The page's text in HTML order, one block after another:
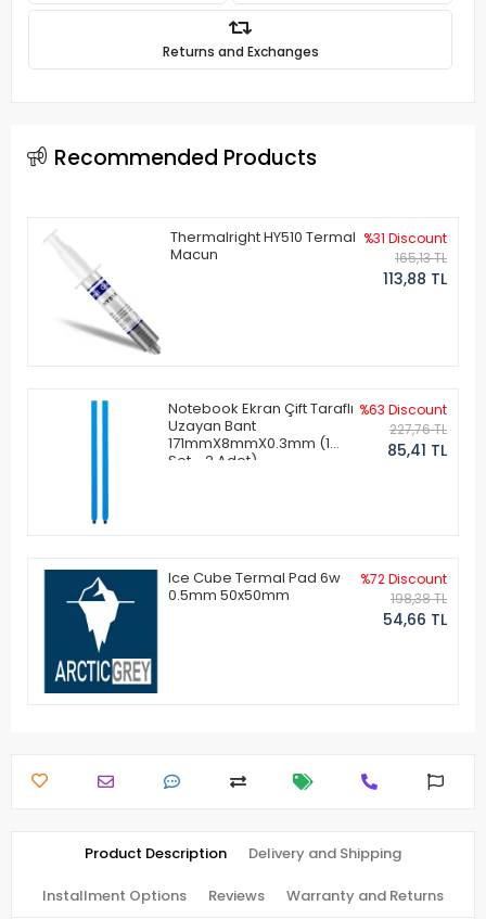
Returns and Exchanges
Recommended Products
Thermalright HY510 Termal
Macun
%31 Discount
165,13 TL
113,88 TL
Notebook Ekran Çift Taraflı
Uzayan Bant
171mmX8mmX0.3mm (1
Set - 2 Adet)
%63 Discount
227,76 TL
85,41 TL
Ice Cube Termal Pad 6w
0.5mm 50x50mm
%72 Discount
198,38 TL
54,66 TL
Product Description Delivery and Shipping
Installment Options Reviews Warranty and Returns